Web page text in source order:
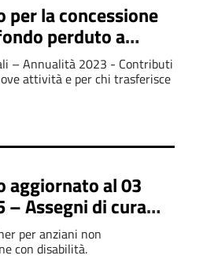
per la concessione
perduto a
comuni marginali
– Annualità 2023 - Contributi
attività e per chi trasferisce
aggiornato al 03
– Assegni di cura
con disabilità
per anziani non
con disabilità.